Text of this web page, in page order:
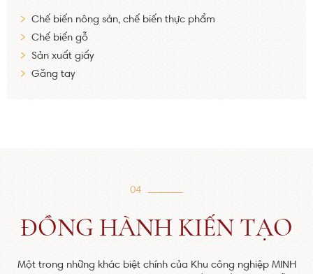
Chế biến nông sản, chế biến thực phẩm
Chế biến gỗ
Sản xuất giấy
Găng tay
04
ĐỒNG HÀNH KIẾN TẠO
Một trong những khác biệt chính của Khu công nghiệp MINH